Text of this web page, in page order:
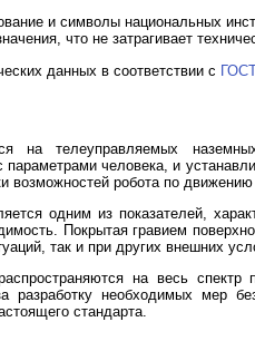
и символы национальных
что не затрагивает
данных в соответствии с
на телеуправляемых
человека, и
возможностей робота по
одним из показателей,
Покрытая гравием
так и при других внешних
на весь
разработку необходимых мер
стандарта.